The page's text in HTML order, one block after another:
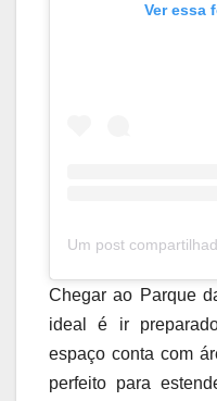
Ver essa
Um post
Chegar ao Parque
ideal é ir
espaço conta com
perfeito para